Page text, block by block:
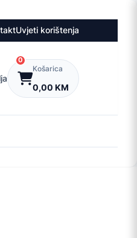
Uvjeti korištenja
0
Košarica
0,00 KM